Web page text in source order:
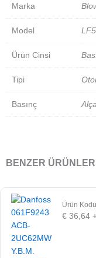
Marka
Model
Ürün Cinsi
Tipi
Basınç
BENZER ÜRÜNLER
Ürün
€ 36,64